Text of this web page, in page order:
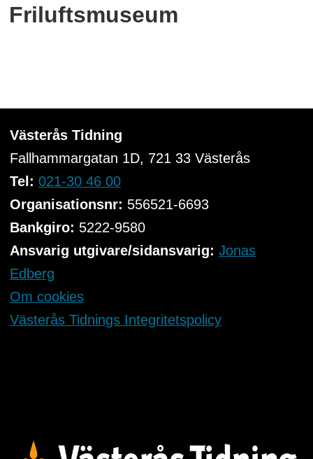
Friluftsmuseum
Västerås Tidning
Fallhammargatan 1D, 721 33Västerås
Tel: 021-30 46 00
Organisationsnr: 556521-6693
Bankgiro: 5222-9580
Ansvarig utgivare/sidansvarig: Jonas
Edberg
Om cookies
Västerås Tidnings Integritetspolicy